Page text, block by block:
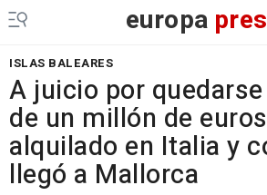
europa
ISLAS BALEARES
A juicio por
de un millón de
alquilado en Italia y
llegó a Mallorca